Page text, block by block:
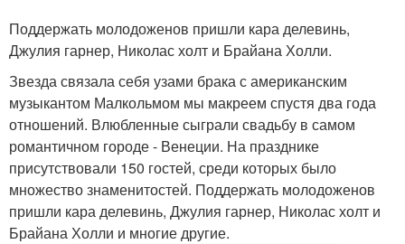
Поддержать молодоженов пришли кара делевинь,
Джулия гарнер, Николас холт и Брайана Холли.
Звезда связала себя узами брака с американским
музыкантом Малкольмом мы макреем спустя два года
отношений. Влюбленные сыграли свадьбу в самом
романтичном городе - Венеции. На празднике
присутствовали 150 гостей, среди которых было
множество знаменитостей. Поддержать молодоженов
пришли кара делевинь, Джулия гарнер, Николас холт и
Брайана Холли и многие другие.